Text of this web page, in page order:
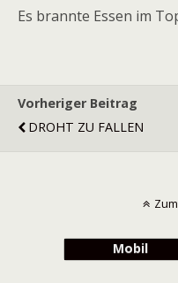
Es brannte Essen im
Vorheriger Beitrag
DROHT ZU FALLEN
Mobil